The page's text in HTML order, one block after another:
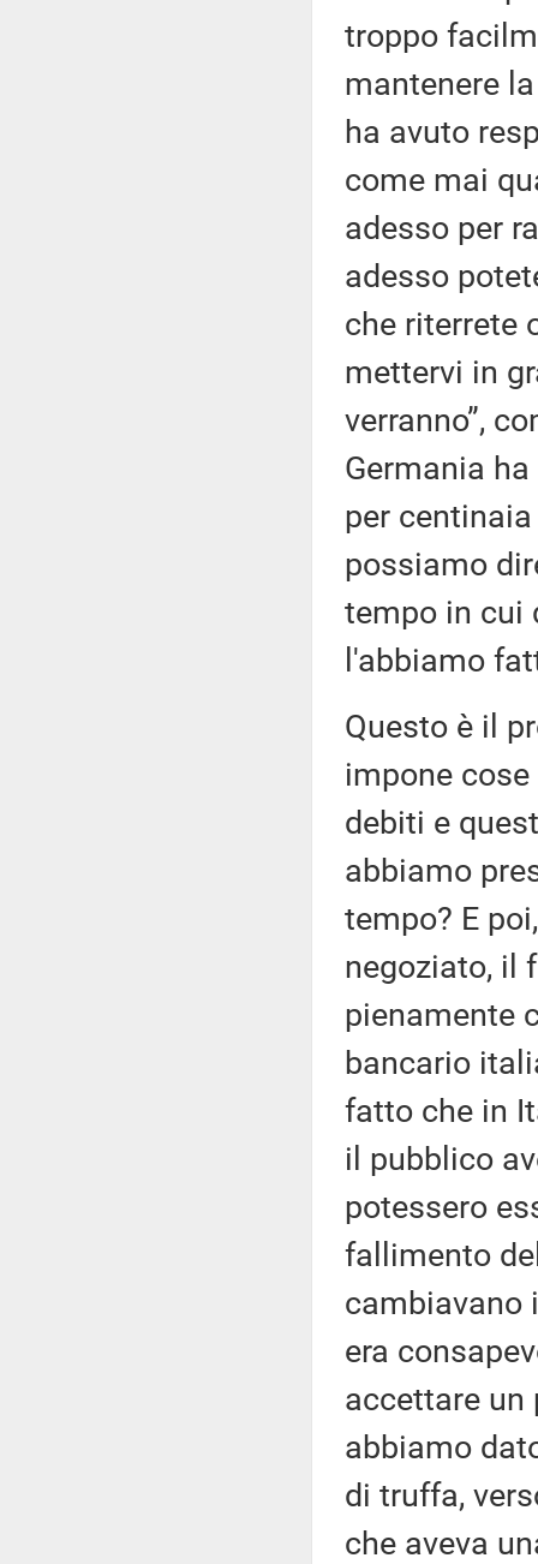
troppo
mantenere
ha avuto
come mai
adesso per
adesso
che riterrete
mettervi in
verranno”,
Germania
per
possiamo
tempo in cui
l'abbiamo
Questo è il
impone
debiti e
abbiamo
tempo? E
negoziato, il
pienamente
bancario
fatto che in
il pubblico
potessero
fallimento
cambiavano
era
accettare un
abbiamo
di truffa,
che aveva